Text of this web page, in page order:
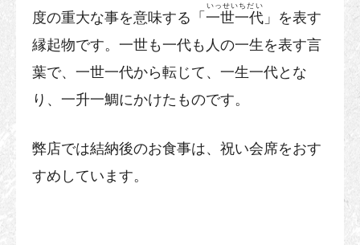
度の重大な事を意味する「 一世一代
いっせいちだい
」を表す
縁起物です。一世も一代も人の一生を表す言
葉で、一世一代から転じて、一生一代とな
り、一升一鯛にかけたものです。
弊店では結納後のお食事は、祝い会席をおす
すめしています。